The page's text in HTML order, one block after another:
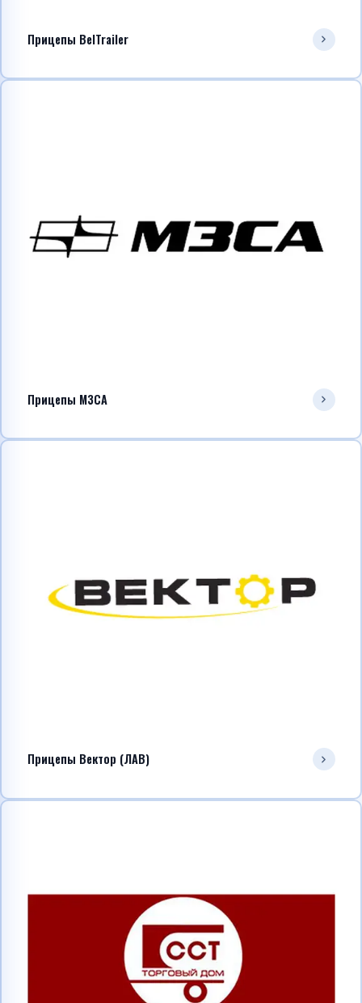
Прицепы BelTrailer
Прицепы МЗСА
Прицепы Вектор (ЛАВ)